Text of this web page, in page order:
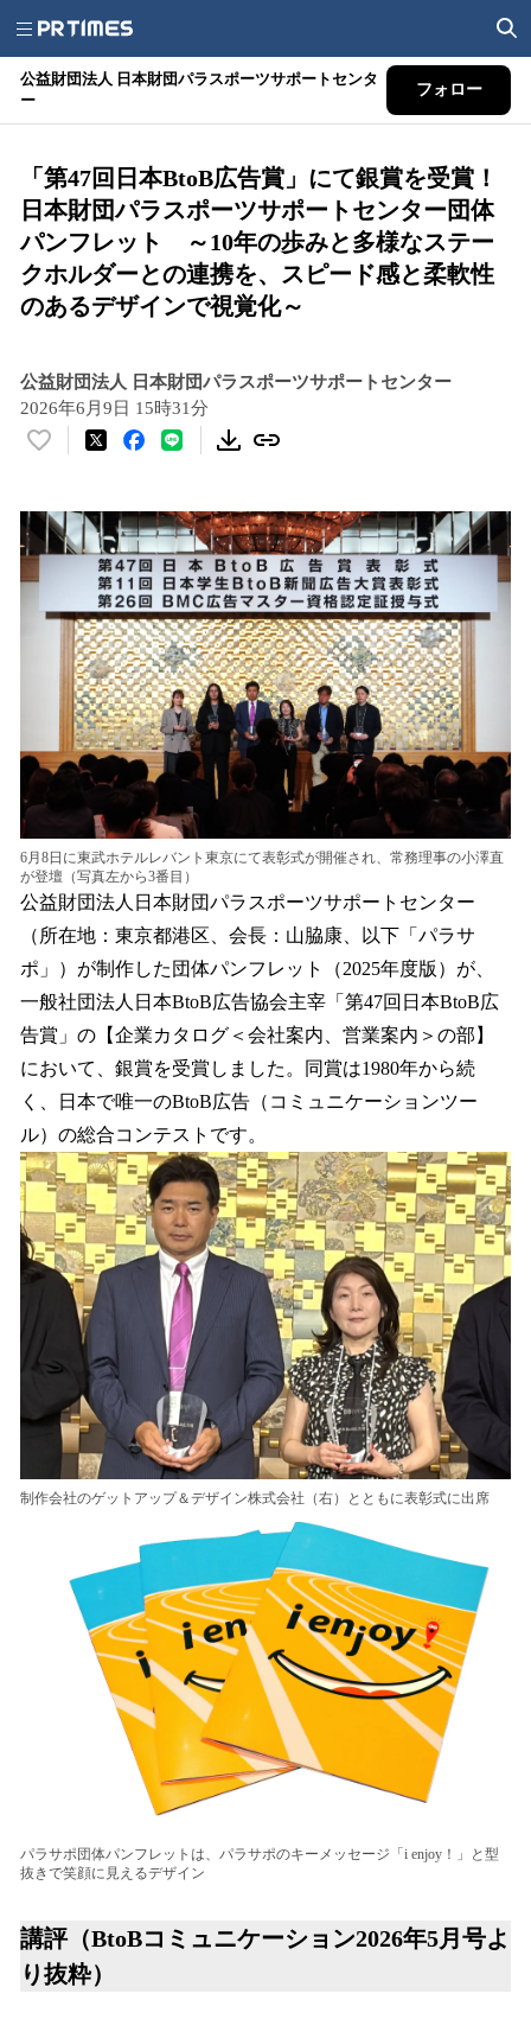
公益財団法人 日本財団パラスポーツサポートセンタ
ー
フォロー
「第47回日本BtoB広告賞」にて銀賞を受賞！
日本財団パラスポーツサポートセンター団体
パンフレット ～10年の歩みと多様なステー
クホルダーとの連携を、スピード感と柔軟性
のあるデザインで視覚化～
公益財団法人 日本財団パラスポーツサポートセンター
2026年6月9日 15時31分
い
！
数
を
み
す
6月8日に東武ホテルレバント東京にて表彰式が開催され、常務理事の小澤直
が登壇（写真左から3番目）
公益財団法人日本財団パラスポーツサポートセンター
（所在地：東京都港区、会長：山脇康、以下「パラサ
ポ」）が制作した団体パンフレット（2025年度版）が、
一般社団法人日本BtoB広告協会主宰「第47回日本BtoB広
告賞」の【企業カタログ＜会社案内、営業案内＞の部】
において、銀賞を受賞しました。同賞は1980年から続
く、日本で唯一のBtoB広告（コミュニケーションツー
ル）の総合コンテストです。
制作会社のゲットアップ＆デザイン株式会社（右）とともに表彰式に出席
パラサポ団体パンフレットは、パラサポのキーメッセージ「i enjoy！」と型
抜きで笑顔に見えるデザイン
講評（BtoBコミュニケーション2026年5月号よ
り抜粋）